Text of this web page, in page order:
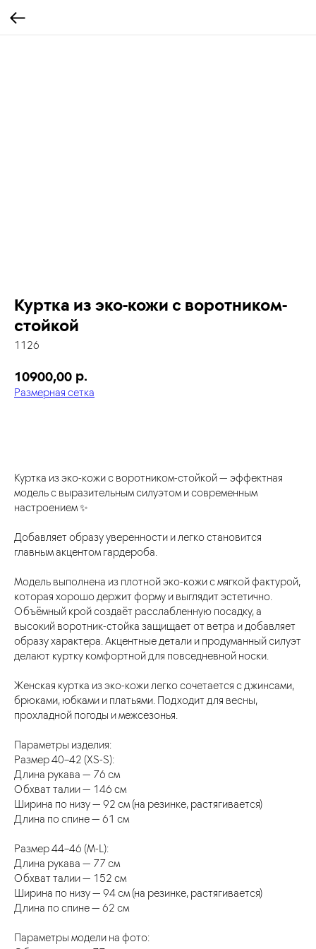
Куртка из эко-кожи с воротником-
стойкой
1126
10900,00 р.
Размерная сетка
Куртка из эко-кожи с воротником-стойкой — эффектная
модель с выразительным силуэтом и современным
настроением ✨
Добавляет образу уверенности и легко становится
главным акцентом гардероба.
Модель выполнена из плотной эко-кожи с мягкой фактурой,
которая хорошо держит форму и выглядит эстетично.
Объёмный крой создаёт расслабленную посадку, а
высокий воротник-стойка защищает от ветра и добавляет
образу характера. Акцентные детали и продуманный силуэт
делают куртку комфортной для повседневной носки.
Женская куртка из эко-кожи легко сочетается с джинсами,
брюками, юбками и платьями. Подходит для весны,
прохладной погоды и межсезонья.
Параметры изделия:
Размер 40–42 (XS-S):
Длина рукава — 76 см
Обхват талии — 146 см
Ширина по низу — 92 см (на резинке, растягивается)
Длина по спине — 61 см
Размер 44–46 (M-L):
Длина рукава — 77 см
Обхват талии — 152 см
Ширина по низу — 94 см (на резинке, растягивается)
Длина по спине — 62 см
Параметры модели на фото: